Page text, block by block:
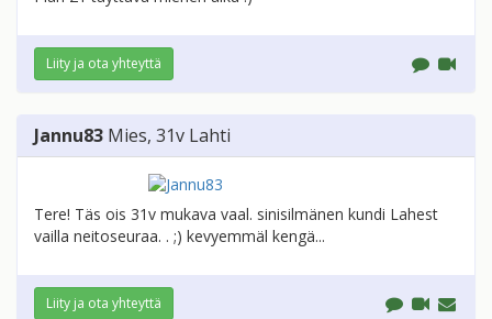
Liity ja ota yhteyttä
Jannu83 Mies, 31v Lahti
Tere! Täs ois 31v mukava vaal. sinisilmänen kundi Lahest
vailla neitoseuraa. . ;) kevyemmäl kengä...
Liity ja ota yhteyttä